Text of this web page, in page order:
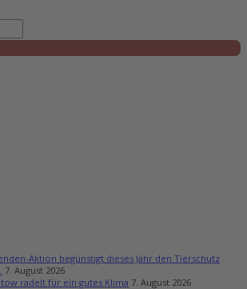
Aktion begünstigt dieses Jahr den Tierschutz
7. August 2026
radelt für ein gutes Klima 7. August 2026